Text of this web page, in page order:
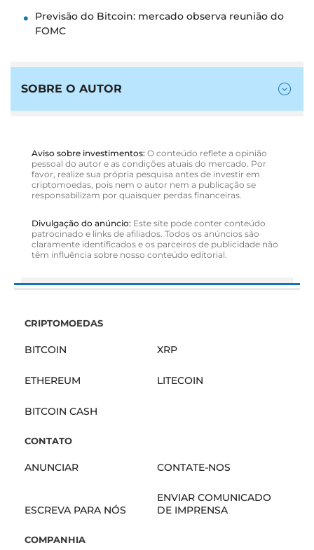
Previsão do Bitcoin: mercado observa reunião do
FOMC
SOBRE O AUTOR
Aviso sobre investimentos: O conteúdo reflete a opinião
pessoal do autor e as condições atuais do mercado. Por
favor, realize sua própria pesquisa antes de investir em
criptomoedas, pois nem o autor nem a publicação se
responsabilizam por quaisquer perdas financeiras.
Divulgação do anúncio: Este site pode conter conteúdo
patrocinado e links de afiliados. Todos os anúncios são
claramente identificados e os parceiros de publicidade não
têm influência sobre nosso conteúdo editorial.
CRIPTOMOEDAS
BITCOIN XRP
ETHEREUM LITECOIN
BITCOIN CASH
CONTATO
ANUNCIAR CONTATE-NOS
ESCREVA PARA NÓS
ENVIAR COMUNICADO
DE IMPRENSA
COMPANHIA